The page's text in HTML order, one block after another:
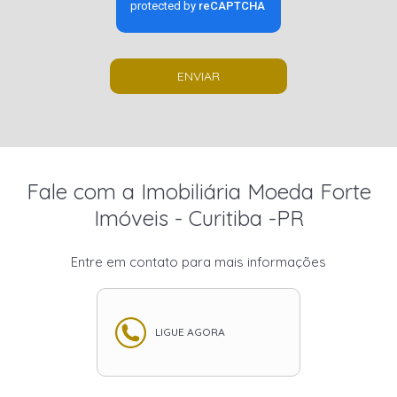
ENVIAR
Fale com a Imobiliária Moeda Forte
Imóveis - Curitiba -PR
Entre em contato para mais informações
LIGUE AGORA